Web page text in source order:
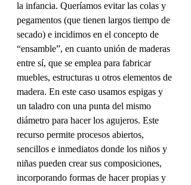
la infancia. Queríamos evitar las colas y
pegamentos (que tienen largos tiempo de
secado) e incidimos en el concepto de
“ensamble”, en cuanto unión de maderas
entre sí, que se emplea para fabricar
muebles, estructuras u otros elementos de
madera. En este caso usamos espigas y
un taladro con una punta del mismo
diámetro para hacer los agujeros. Este
recurso permite procesos abiertos,
sencillos e inmediatos donde los niños y
niñas pueden crear sus composiciones,
incorporando formas de hacer propias y